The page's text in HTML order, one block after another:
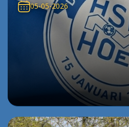
05-05-2026